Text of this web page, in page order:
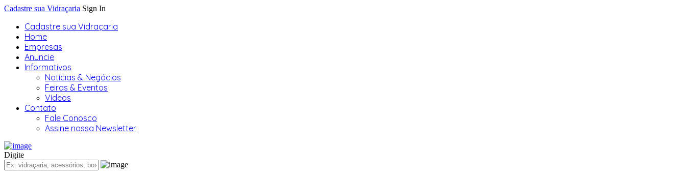
Cadastre sua Vidraçaria Sign In
Cadastre sua Vidraçaria
Home
Empresas
Anuncie
Informativos
Notícias & Negócios
Feiras & Eventos
Vídeos
Contato
Fale Conosco
Assine nossa Newsletter
Digite